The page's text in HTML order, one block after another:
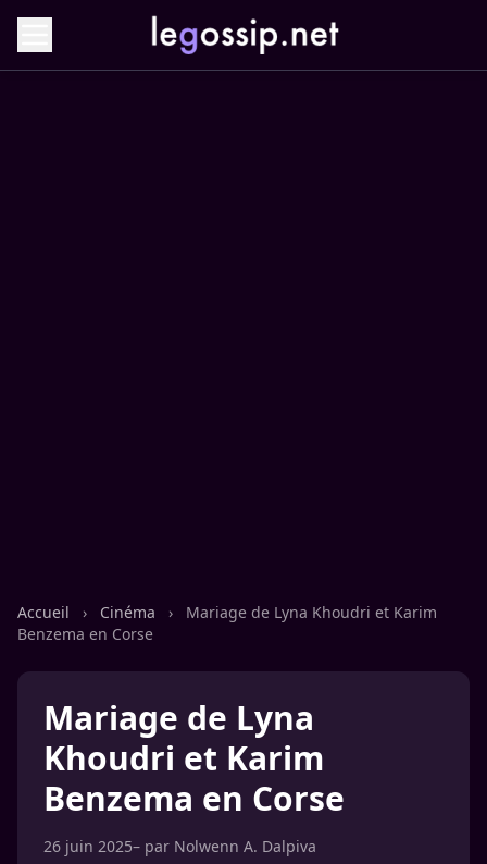
Accueil › Cinéma ›
Mariage de Lyna Khoudri et Karim
Benzema en Corse
Mariage de Lyna
Khoudri et Karim
Benzema en Corse
26 juin 2025– par Nolwenn A. Dalpiva